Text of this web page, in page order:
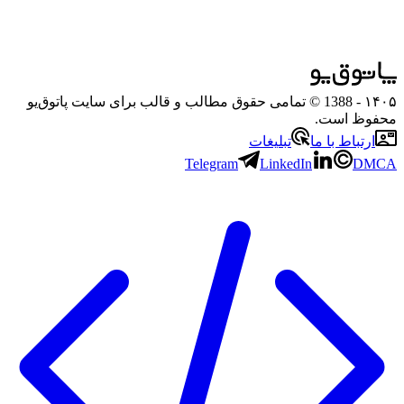
۱۴۰۵
- 1388 © تمامی حقوق مطالب و قالب برای سایت پاتوق‌یو
محفوظ است.
ارتباط با ما
تبلیغات
Telegram
LinkedIn DMCA